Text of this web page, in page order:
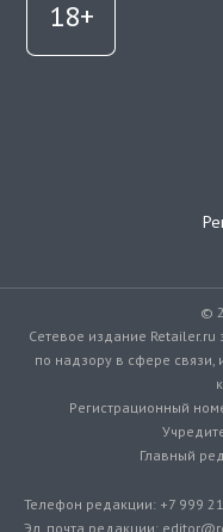
©
Сетевое издание
по надзору в сфере
Регистрационный
Главный
Телефон редакции: +7 999
Эл. почта редакции: